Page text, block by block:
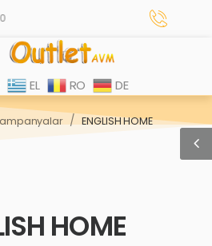
EL RO DE
/ ENGLISH HOME
HOME